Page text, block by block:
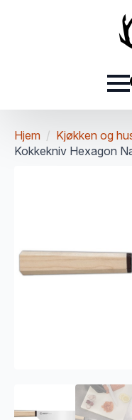
Hjem Kjøkken og
Kokkekniv Hexagon